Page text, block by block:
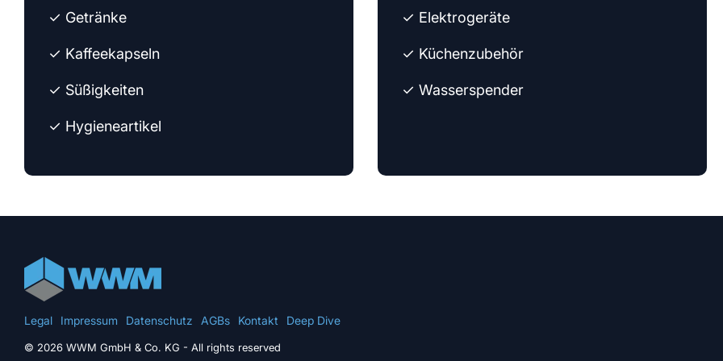
✓ Getränke
✓ Kaffeekapseln
✓ Süßigkeiten
✓ Hygieneartikel
✓ Elektrogeräte
✓ Küchenzubehör
✓ Wasserspender
Legal Impressum Datenschutz AGBs Kontakt Deep Dive
© 2026 WWM GmbH & Co. KG - All rights reserved